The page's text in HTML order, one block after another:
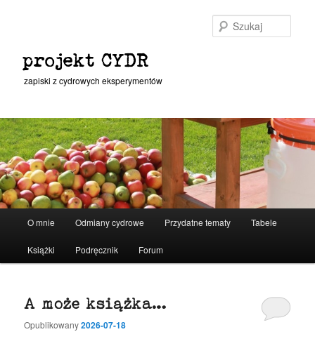
projekt CYDR
zapiski z cydrowych eksperymentów
O mnie Odmiany cydrowe Przydatne tematy Tabele
Książki Podręcznik Forum
A może książka…
Opublikowany2026-07-18